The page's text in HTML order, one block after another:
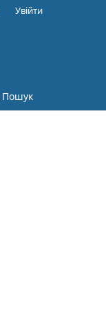
Пошук
Увійти